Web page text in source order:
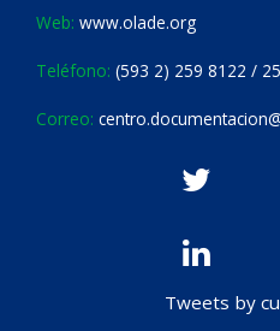
Web: www.olade.org
Teléfono: (593 2) 259 8122 /
Correo:
Tweets by